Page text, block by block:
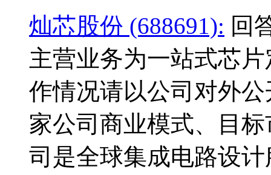
灿芯股份 (688691): 回
主营业务为一站式芯
作情况请以公司对外
家公司商业模式、目
司是全球集成电路设